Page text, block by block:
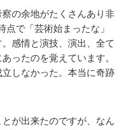
の余地がたくさんあり非
で「芸術始まったな」
感情と演技、演出、全て
ったのを覚えています。
しなかった。本当に奇跡
が出来たのですが、なん